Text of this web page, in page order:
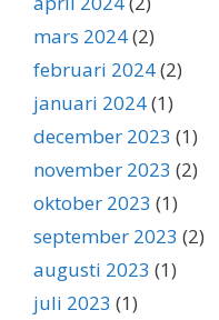
mars 2024(2)
februari 2024(2)
januari 2024(1)
december 2023 (1)
november 2023 (2)
oktober 2023 (1)
september 2023 (2)
augusti 2023 (1)
juli 2023 (1)